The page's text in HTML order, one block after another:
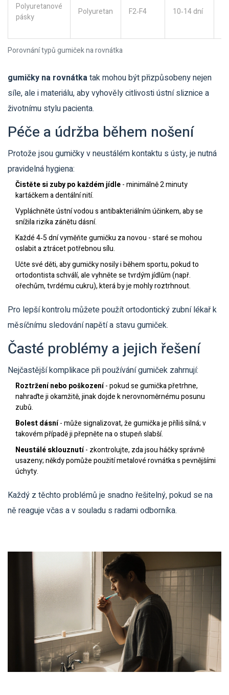
Porovnání typů gumiček na rovnátka
Polyuretanové
pásky
Polyuretan F2‑F4 10‑14 dní
gumičky na rovnátkatak mohou být přizpůsobeny nejen
síle, ale i materiálu, aby vyhověly citlivosti ústní sliznice a
životnímu stylu pacienta.
Péče a údržba během nošení
Protože jsou gumičky v neustálém kontaktu s ústy, je nutná
pravidelná hygiena:
Čistěte si zuby po každém jídle- minimálně 2 minuty
kartáčkem a dentální nití.
Vypláchněte ústní vodou s antibakteriálním účinkem, aby se
snížila rizika zánětu dásní.
Každé 4‑5 dní vyměňte gumičku za novou - staré se mohou
oslabit a ztrácet potřebnou sílu.
Učte své děti, aby gumičky nosily i během sportu, pokud to
ortodontista schválí, ale vyhněte se tvrdým jídlům (např.
ořechům, tvrdému cukru), která by je mohly roztrhnout.
Pro lepší kontrolu můžete použítortodontický zubní lékařk
měsíčnímu sledování napětí a stavu gumiček.
Časté problémy a jejich řešení
Nejčastější komplikace při používání gumiček zahrnují:
Roztržení nebo poškození- pokud se gumička přetrhne,
nahraďte ji okamžitě, jinak dojde k nerovnoměrnému posunu
zubů.
Bolest dásní- může signalizovat, že gumička je příliš silná; v
takovém případě ji přepněte na o stupeň slabší.
Neustálé sklouznutí- zkontrolujte, zda jsou háčky správně
usazeny; někdy pomůže použitímetalové rovnátkas pevnějšími
úchyty.
Každý z těchto problémů je snadno řešitelný, pokud se na
ně reaguje včas a v souladu s radami odborníka.